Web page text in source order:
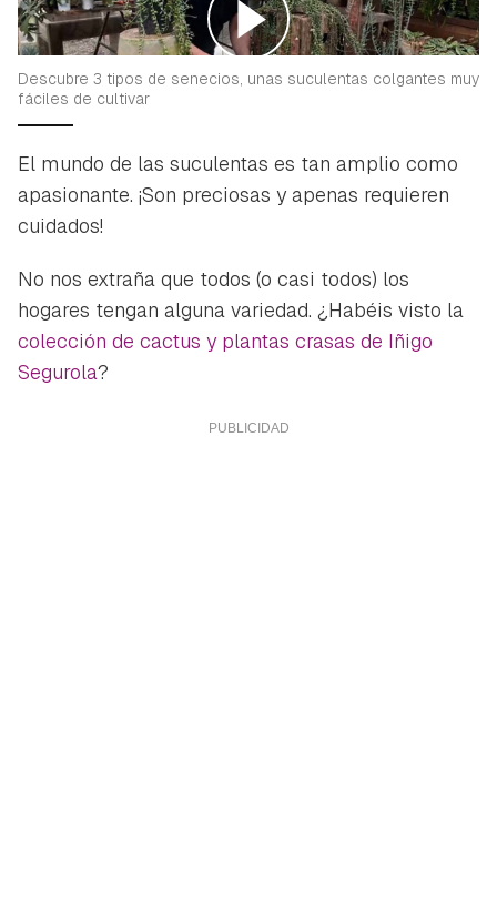
Descubre 3 tipos de senecios, unas suculentas colgantes muy
fáciles de cultivar
El mundo de las suculentas es tan amplio como
apasionante. ¡Son preciosas y apenas requieren
cuidados!
No nos extraña que todos (o casi todos) los
hogares tengan alguna variedad. ¿Habéis visto la
colección de cactus y plantas crasas de Iñigo
Segurola?